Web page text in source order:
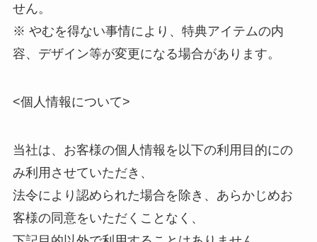
せん。
※ やむを得ない事情により、特典アイテムの内
容、デザイン等が変更になる場合があります。
<個人情報について>
当社は、お客様の個人情報を以下の利用目的にの
み利用させていただき、
法令により認められた場合を除き、あらかじめお
客様の同意をいただくことなく、